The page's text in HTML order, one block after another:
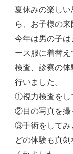
夏休みの楽し
ら、お子様の来
今年は男の子
ース服に着替え
検査、診察の
行いました。
①視力検査をし
②目の写真を撮
③手術をしてみ
どの体験も真